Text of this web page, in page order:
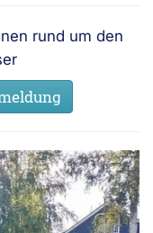
rund um den